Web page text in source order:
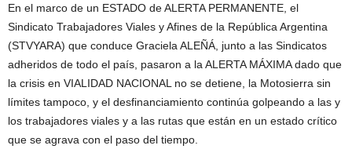
En el marco de un ESTADO de ALERTA PERMANENTE, el
Sindicato Trabajadores Viales y Afines de la República Argentina
(STVYARA) que conduce Graciela ALEÑÁ, junto a las Sindicatos
adheridos de todo el país, pasaron a la ALERTA MÁXIMA dado que
la crisis en VIALIDAD NACIONAL no se detiene, la Motosierra sin
límites tampoco, y el desfinanciamiento continúa golpeando a las y
los trabajadores viales y a las rutas que están en un estado crítico
que se agrava con el paso del tiempo.